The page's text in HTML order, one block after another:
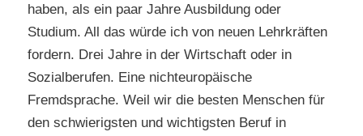
haben, als ein paar Jahre Ausbildung oder
Studium. All das würde ich von neuen Lehrkräften
fordern. Drei Jahre in der Wirtschaft oder in
Sozialberufen. Eine nichteuropäische
Fremdsprache. Weil wir die besten Menschen für
den schwierigsten und wichtigsten Beruf in